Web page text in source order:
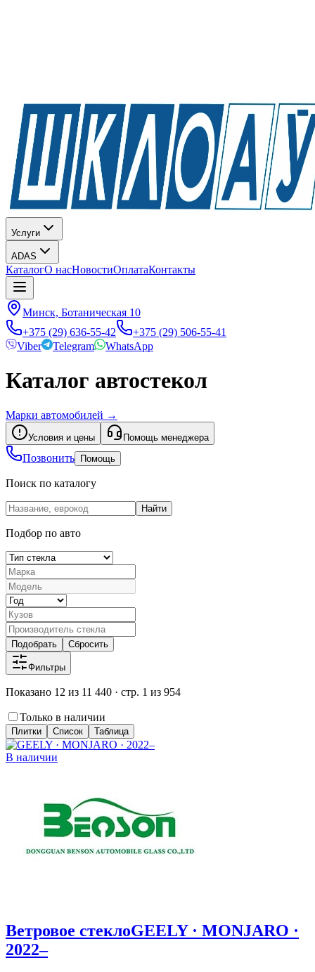
Услуги
ADAS
КаталогО насНовостиОплатаКонтакты
Минск, Ботаническая 10
+375 (29) 636-55-42
+375 (29) 506-55-41
Viber
Telegram WhatsApp
Каталог автостекол
Марки автомобилей →
Условия и цены Помощь менеджера
Позвонить Помощь
Поиск по каталогу
Найти
Подбор по авто
Подобрать Сбросить
Фильтры
Показано 12 из 11 440 · стр. 1 из 954
Только в наличии
Плитки Список Таблица
В наличии
Ветровое стеклоGEELY · MONJARO ·
2022–